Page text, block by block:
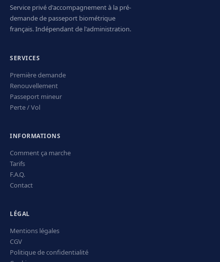
Service privé d'accompagnement à la pré-
demande de passeport biométrique
français. Indépendant de l'administration.
SERVICES
Première demande
Renouvellement
Passeport mineur
Perte / Vol
INFORMATIONS
Comment ça marche
Tarifs
F.A.Q.
Contact
LÉGAL
Mentions légales
CGV
Politique de confidentialité